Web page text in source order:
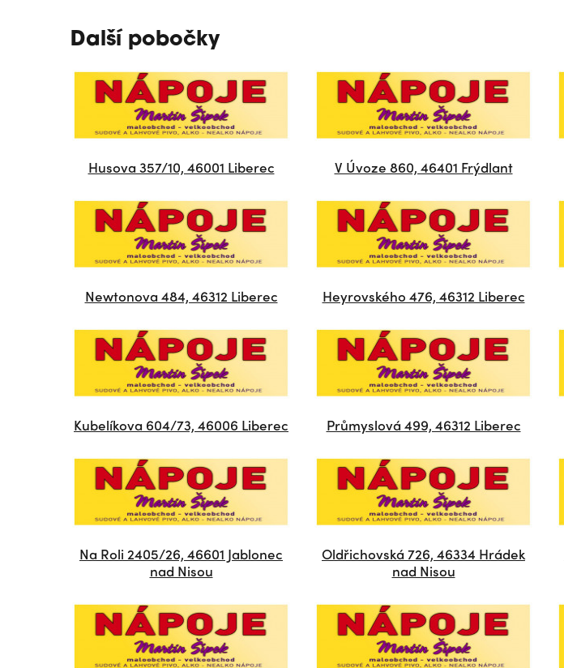
Další pobočky
Husova 357/10, 46001 Liberec V Úvoze 860, 46401 Frýdlant
Newtonova 484, 46312 Liberec Heyrovského 476, 46312 Liberec
Kubelíkova 604/73, 46006 Liberec Průmyslová 499, 46312 Liberec
Na Roli 2405/26, 46601 Jablonec
nad Nisou
Oldřichovská 726, 46334 Hrádek
nad Nisou